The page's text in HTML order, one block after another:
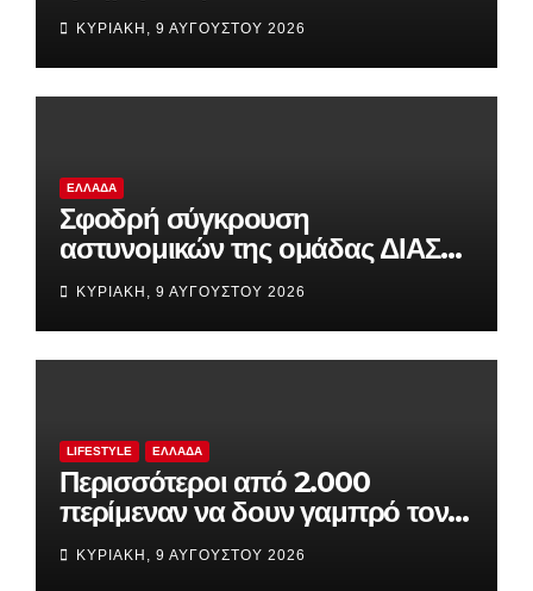
«κοκτέιλ» βοριάδων και υψηλών
θερμοκρασιών
ΚΥΡΙΑΚΉ, 9 ΑΥΓΟΎΣΤΟΥ 2026
ΕΛΛΆΔΑ
Σφοδρή σύγκρουση
αστυνομικών της ομάδας ΔΙΑΣ
με αυτοκίνητο τουριστών στο
Σούνιο
ΚΥΡΙΑΚΉ, 9 ΑΥΓΟΎΣΤΟΥ 2026
LIFESTYLE ΕΛΛΆΔΑ
Περισσότεροι από 2.000
περίμεναν να δουν γαμπρό τον
Ρονάλντο, αλλά αυτός ήταν
άφαντος!
ΚΥΡΙΑΚΉ, 9 ΑΥΓΟΎΣΤΟΥ 2026